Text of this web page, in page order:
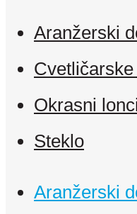
Aranžerski
Okrasni
Steklo
Aranžerski